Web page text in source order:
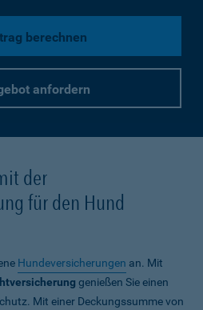
berechnen
anfordern
der
für den Hund
Hundeversicherungen an. Mit
genießen Sie einen
Mit einer Deckungssumme von